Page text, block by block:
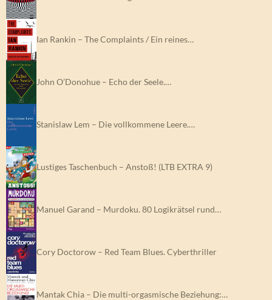
Ian Rankin – The Complaints / Ein reines…
John O’Donohue – Echo der Seele.…
Stanislaw Lem – Die vollkommene Leere.…
Lustiges Taschenbuch – Anstoß! (LTB EXTRA 9)
Manuel Garand – Murdoku. 80 Logikrätsel rund…
Cory Doctorow – Red Team Blues. Cyberthriller
Mantak Chia – Die multi-orgasmische Beziehung:…